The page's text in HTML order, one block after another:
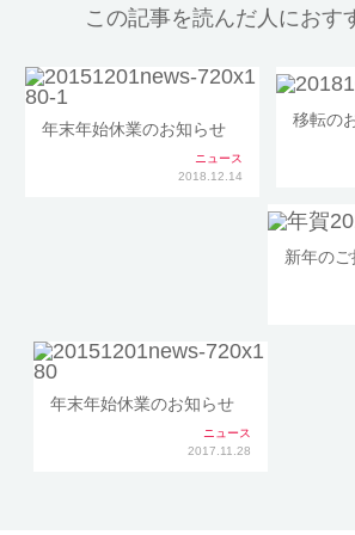
この記事を読んだ人におす
年末年始休業のお知らせ
ニュース
2018.12.14
移転の
新年の
年末年始休業のお知らせ
ニュース
2017.11.28